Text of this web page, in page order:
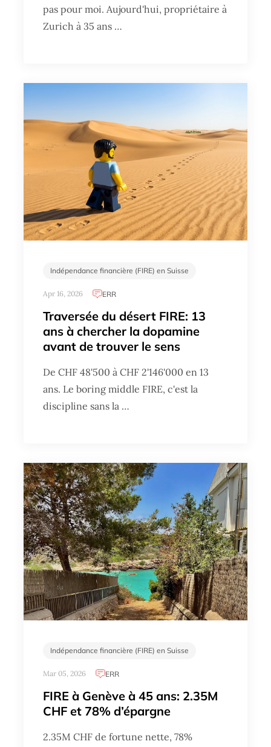
pas pour moi. Aujourd'hui, propriétaire à
Zurich à 35 ans …
Indépendance financière (FIRE) en Suisse
Apr 16, 2026 ERR
Traversée du désert FIRE: 13
ans à chercher la dopamine
avant de trouver le sens
De CHF 48'500 à CHF 2'146'000 en 13
ans. Le boring middle FIRE, c'est la
discipline sans la …
Indépendance financière (FIRE) en Suisse
Mar 05, 2026 ERR
FIRE à Genève à 45 ans: 2.35M
CHF et 78% d’épargne
2.35M CHF de fortune nette, 78%